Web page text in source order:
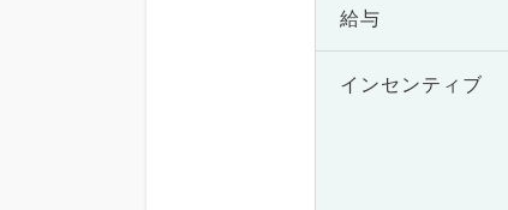
給与
インセンティブ